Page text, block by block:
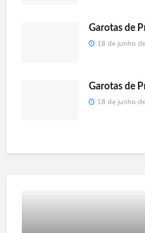
Garotas de
18 de junho
Garotas de
18 de junho